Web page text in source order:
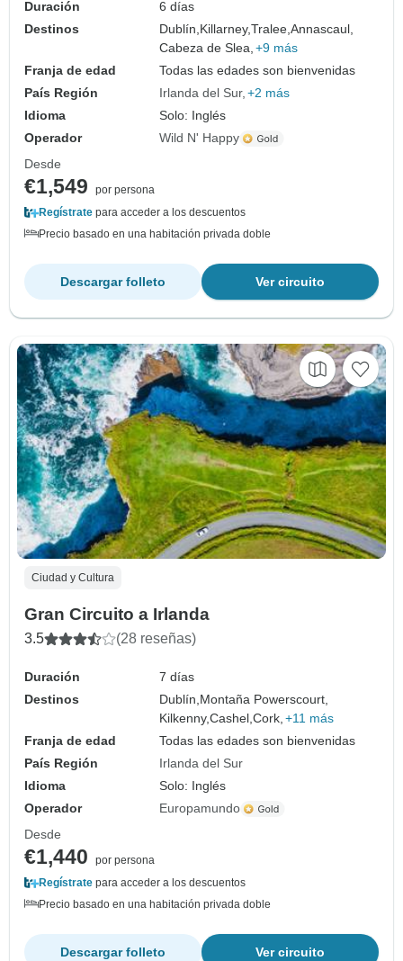
Duración
6 días
Destinos
Dublín, Killarney,Tralee,Annascaul,
Cabeza de Slea, +9 más
Franja de edad
Todas las edades son bienvenidas
País Región
Irlanda del Sur +2 más
Idioma
Solo: Inglés
Operador
Wild N' Happy
Desde
€1,549
por persona
Regístrate para acceder a los descuentos
Precio basado en una habitación privada doble
Ver circuito
Descargar folleto
Ciudad y Cultura
Gran Circuito a Irlanda
3.5 (28 reseñas)
Duración
7 días
Destinos
Dublín,Montaña Powerscourt,
Kilkenny,Cashel,Cork, +11 más
Franja de edad
Todas las edades son bienvenidas
País Región
Irlanda del Sur
Idioma
Solo: Inglés
Operador
Europamundo
Desde
€1,440
por persona
Regístrate para acceder a los descuentos
Precio basado en una habitación privada doble
Ver circuito
Descargar folleto